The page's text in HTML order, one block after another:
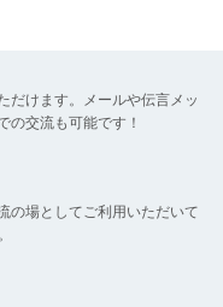
だけます。メールや伝言メッ
の交流も可能です！
の場としてご利用いただいて